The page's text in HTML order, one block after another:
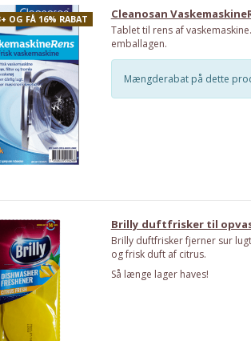
OG FÅ 16% RABAT Cleanosan
Tablet til rens af
emballagen.
Mængderabat på dette
Brilly duftfrisker til
Brilly duftfrisker fjerner sur
og frisk duft af citrus.
Så længe lager haves!